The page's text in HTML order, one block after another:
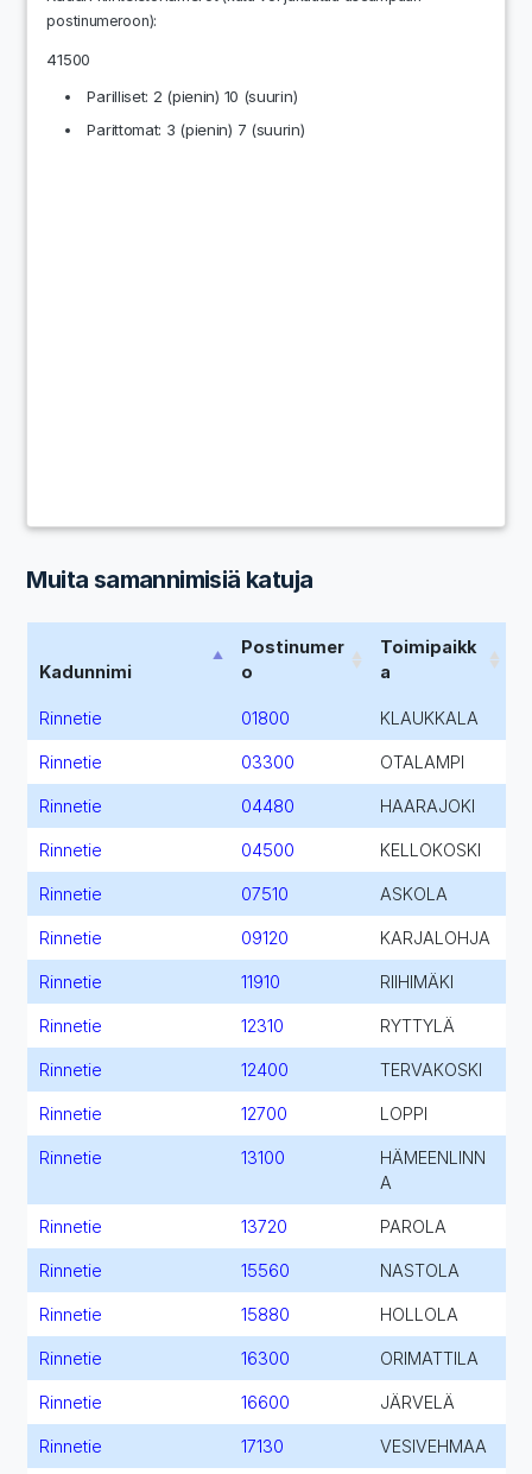
postinumeroon):
41500
Parilliset: 2 (pienin) 10 (suurin)
Parittomat: 3 (pienin) 7 (suurin)
Muita samannimisiä katuja
Kadunnimi
Postinumer
o
Toimipaikk
a
Rinnetie 01800 KLAUKKALA
Rinnetie 03300 OTALAMPI
Rinnetie 04480 HAARAJOKI
Rinnetie 04500 KELLOKOSKI
Rinnetie 07510 ASKOLA
Rinnetie 09120 KARJALOHJA
Rinnetie 11910 RIIHIMÄKI
Rinnetie 12310 RYTTYLÄ
Rinnetie 12400 TERVAKOSKI
Rinnetie 12700 LOPPI
Rinnetie 13100
HÄMEENLINN
A
Rinnetie 13720 PAROLA
Rinnetie 15560 NASTOLA
Rinnetie 15880 HOLLOLA
Rinnetie 16300 ORIMATTILA
Rinnetie 16600 JÄRVELÄ
Rinnetie 17130 VESIVEHMAA